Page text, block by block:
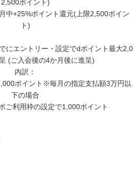
2,500ポイント)
中+25%ポイント還元(上限2,500ポイン
ト)
にエントリー・設定でdポイント最大2,0
(ご入会後の4か月後に進呈)
内訳：
ポイント※毎月の指定支払額3万円以
下の場合
ご利用枠の設定で1,000ポイント